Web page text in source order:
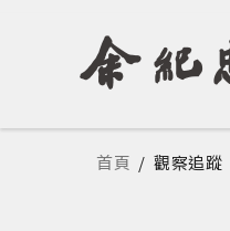
您在這裡
首頁 / 觀察追蹤